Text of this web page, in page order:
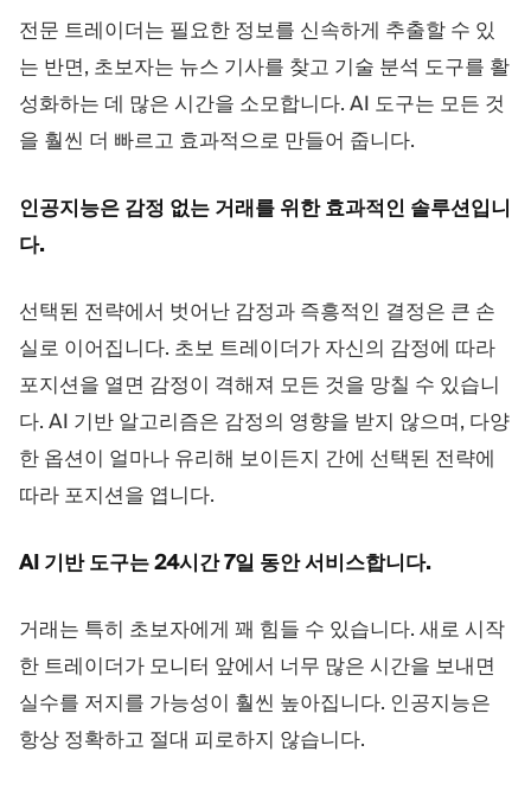
전문 트레이더는 필요한 정보를 신속하게 추출할 수 있
는 반면, 초보자는 뉴스 기사를 찾고 기술 분석 도구를 활
성화하는 데 많은 시간을 소모합니다. AI 도구는 모든 것
을 훨씬 더 빠르고 효과적으로 만들어 줍니다.
인공지능은 감정 없는 거래를 위한 효과적인 솔루션입니
다.
선택된 전략에서 벗어난 감정과 즉흥적인 결정은 큰 손
실로 이어집니다. 초보 트레이더가 자신의 감정에 따라
포지션을 열면 감정이 격해져 모든 것을 망칠 수 있습니
다. AI 기반 알고리즘은 감정의 영향을 받지 않으며, 다양
한 옵션이 얼마나 유리해 보이든지 간에 선택된 전략에
따라 포지션을 엽니다.
AI 기반 도구는 24시간 7일 동안 서비스합니다.
거래는 특히 초보자에게 꽤 힘들 수 있습니다. 새로 시작
한 트레이더가 모니터 앞에서 너무 많은 시간을 보내면
실수를 저지를 가능성이 훨씬 높아집니다. 인공지능은
항상 정확하고 절대 피로하지 않습니다.